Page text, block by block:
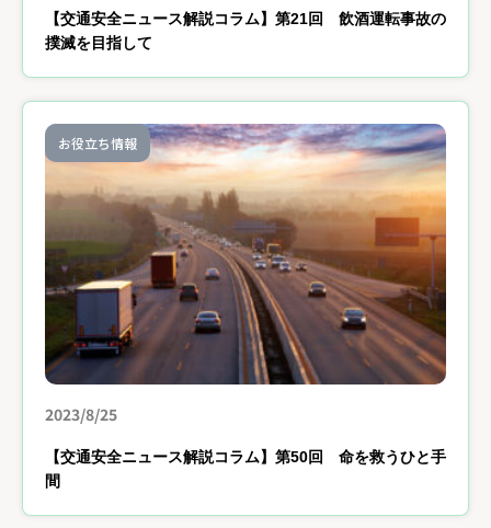
【交通安全ニュース解説コラム】第21回 飲酒運転事故の
撲滅を目指して
お役立ち情報
2023/8/25
【交通安全ニュース解説コラム】第50回 命を救うひと手
間